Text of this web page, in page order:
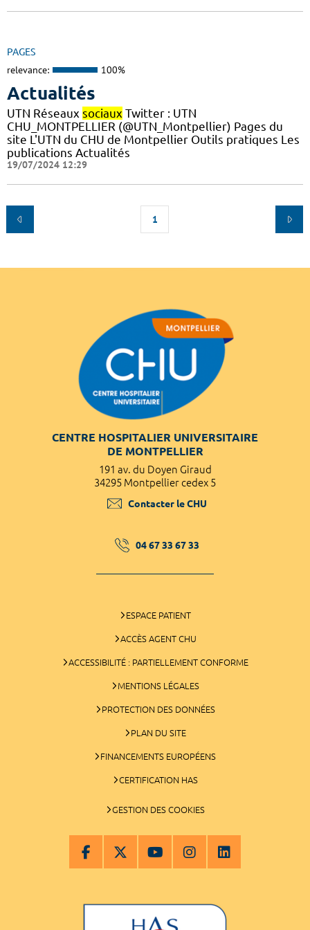
PAGES
relevance: 100%
Actualités
UTN Réseaux sociaux Twitter : UTN
CHU_MONTPELLIER (@UTN_Montpellier) Pages du
site L'UTN du CHU de Montpellier Outils pratiques Les
publications Actualités
19/07/2024 12:29
1
CENTRE HOSPITALIER UNIVERSITAIRE
DE MONTPELLIER
191 av. du Doyen Giraud
34295 Montpellier cedex 5
Contacter le CHU
04 67 33 67 33
ESPACE PATIENT
ACCÈS AGENT CHU
ACCESSIBILITÉ : PARTIELLEMENT CONFORME
MENTIONS LÉGALES
PROTECTION DES DONNÉES
PLAN DU SITE
FINANCEMENTS EUROPÉENS
CERTIFICATION HAS
GESTION DES COOKIES